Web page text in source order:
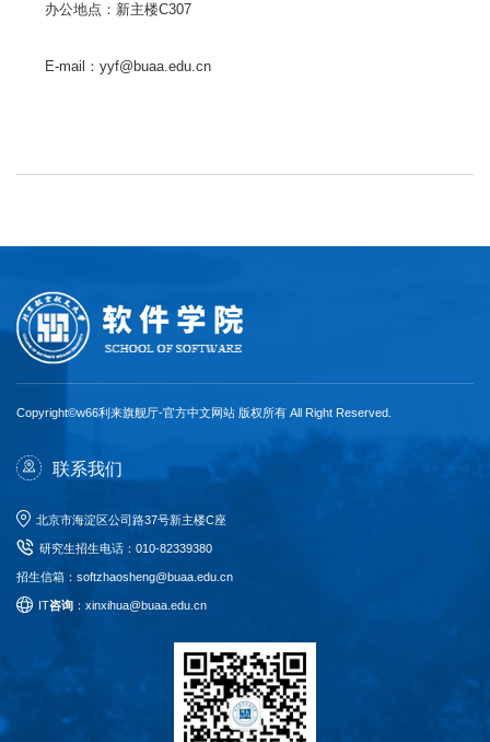
办公地点：新主楼C307
E-mail：yyf@buaa.edu.cn
Copyright©w66利来旗舰厅-官方中文网站 版权所有 All Right Reserved.
联系我们
北京市海淀区公司路37号新主楼C座
研究生招生电话： 010-82339380
招生信箱：softzhaosheng@buaa.edu.cn
IT咨询：xinxihua@buaa.edu.cn